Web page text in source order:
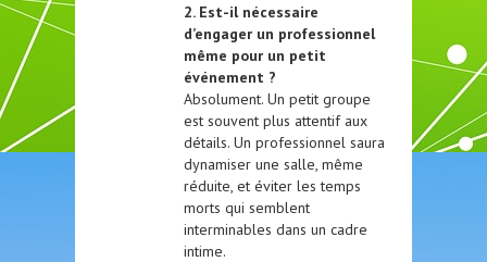
2. Est-il nécessaire
d’engager un professionnel
même pour un petit
événement ?
Absolument. Un petit groupe
est souvent plus attentif aux
détails. Un professionnel saura
dynamiser une salle, même
réduite, et éviter les temps
morts qui semblent
interminables dans un cadre
intime.